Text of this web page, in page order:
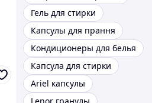
Гель для стирки
Капсулы для прання
Кондиционеры для белья
Капсула для стирки
Ariel капсулы